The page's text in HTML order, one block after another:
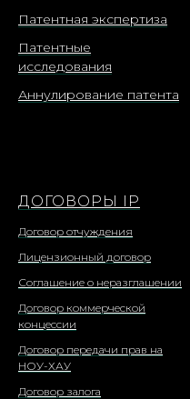
Патентная экспертиза
Патентные
исследования
Аннулирование патента
ДОГОВОРЫ IP
Договор отчуждения
Лицензионный договор
Соглашение о неразглашении
Договор коммерческой
концессии
Договор передачи прав на
НОУ-ХАУ
Договор залога